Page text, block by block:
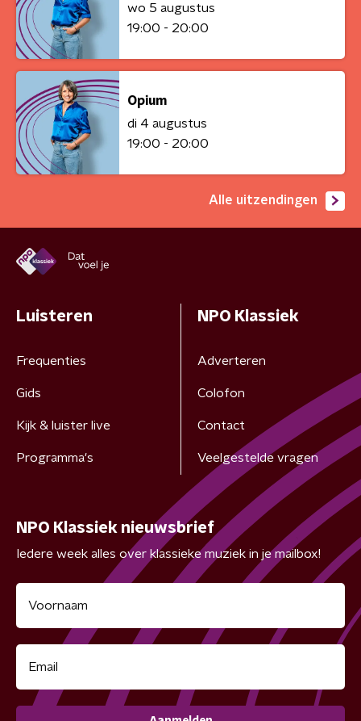
wo 5 augustus
19:00 - 20:00
Opium
di 4 augustus
19:00 - 20:00
Alle uitzendingen
Luisteren
Frequenties
Gids
Kijk & luister live
Programma's
NPO Klassiek
Adverteren
Colofon
Contact
Veelgestelde vragen
NPO Klassiek nieuwsbrief
Iedere week alles over klassieke muziek in je mailbox!